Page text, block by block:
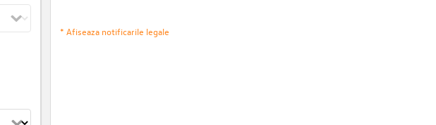
* Afiseaza notificarile legale